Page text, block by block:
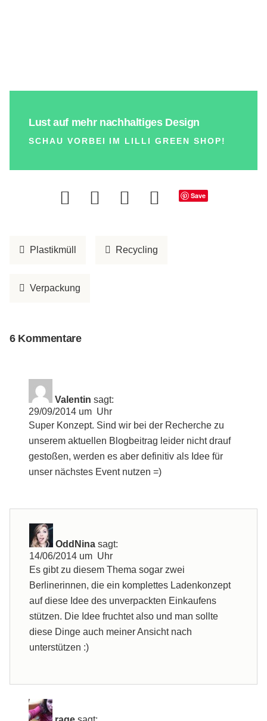
Lust auf mehr nachhaltiges Design
SCHAU VORBEI IM LILLI GREEN SHOP!
Save
Plastikmüll Recycling
Verpackung
6 Kommentare
Valentin sagt:
29/09/2014 um Uhr
Super Konzept. Sind wir bei der Recherche zu
unserem aktuellen Blogbeitrag leider nicht drauf
gestoßen, werden es aber definitiv als Idee für
unser nächstes Event nutzen =)
OddNina sagt:
14/06/2014 um Uhr
Es gibt zu diesem Thema sogar zwei
Berlinerinnen, die ein komplettes Ladenkonzept
auf diese Idee des unverpackten Einkaufens
stützen. Die Idee fruchtet also und man sollte
diese Dinge auch meiner Ansicht nach
unterstützen :)